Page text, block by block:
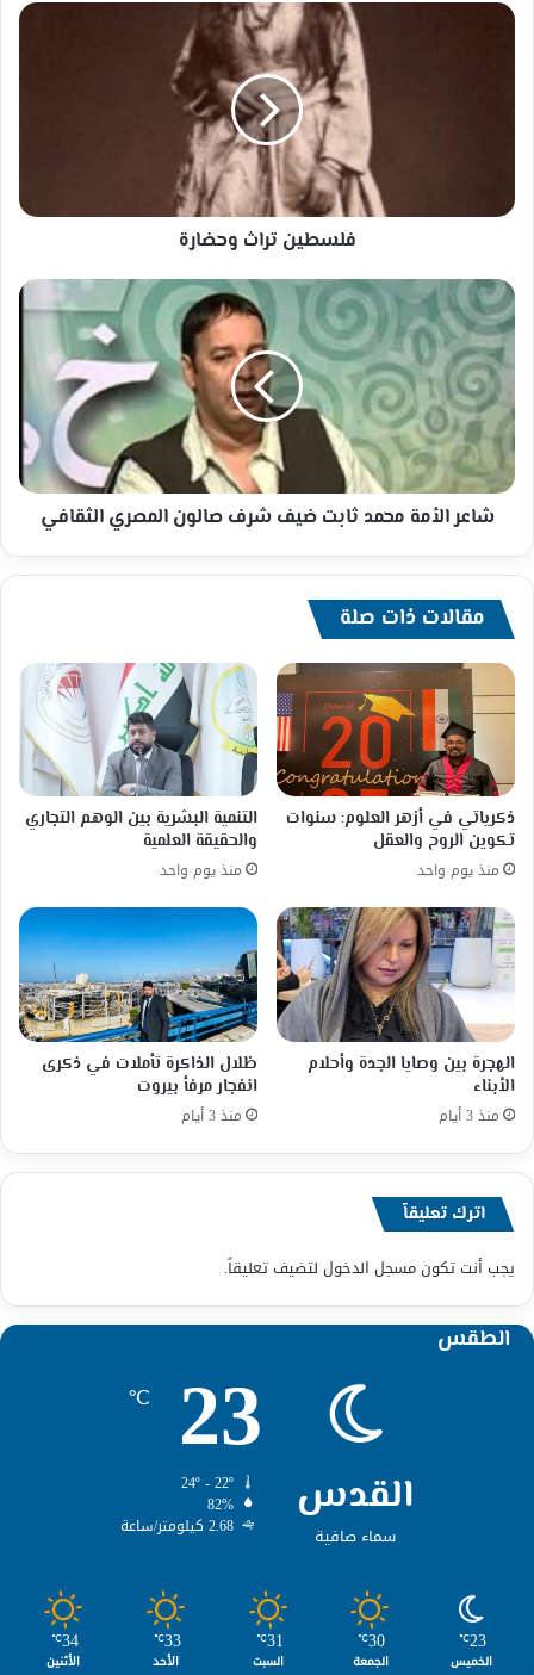
فلسطين
فلسطين تراث وحضارة
شاعر
الأمة
محمد
ثابت
ضيف
شرف
صالون
المصري
الثقافي
شاعر الأمة محمد ثابت ضيف شرف صالون المصري الثقافي
مقالات ذات صلة
ذكرياتي في أزهر العلوم: سنوات
تكوين الروح والعقل
منذ يوم واحد
التنمية البشرية بين الوهم التجاري
والحقيقة العلمية
منذ يوم واحد
الهجرة بين وصايا الجدة وأحلام
الأبناء
منذ 3 أيام
ظلال الذاكرة تأملات في ذكرى
انفجار مرفأ بيروت
منذ 3 أيام
اترك تعليقاً
يجب أنت تكونمسجل الدخول لتضيف تعليقاً.
الطقس
القدس
سماء صافية
23
℃
82%
2.68 كيلومتر/ساعة
23
℃
الخميس
30
℃
الجمعة
31
℃
السبت
33
℃
الأحد
34
℃
الأثنين